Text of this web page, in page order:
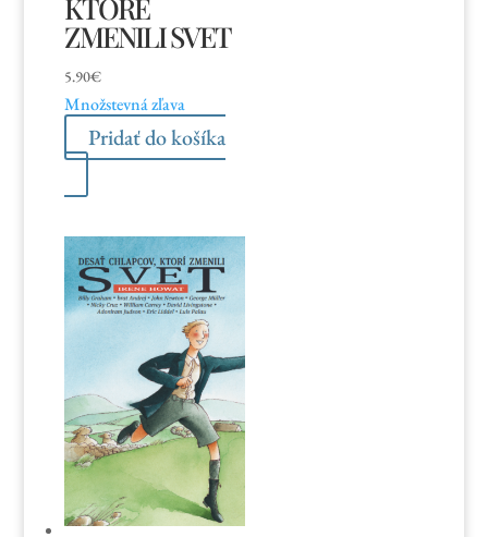
KTORÉ
ZMENILI SVET
5.90€
Množstevná zľava
Pridať do košíka